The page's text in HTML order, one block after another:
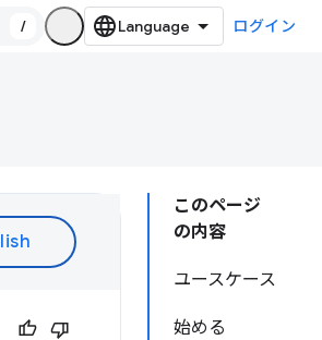
/ ログイン
このページ
の内容
ユースケース
始める